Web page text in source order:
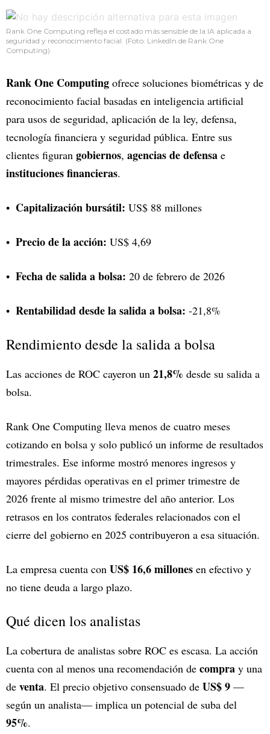
Rank One Computing refleja el costado más sensible de la IA aplicada a
seguridad y reconocimiento facial. (Foto: LinkedIn de Rank One
Computing)
Rank One Computing ofrece soluciones biométricas y de
reconocimiento facial basadas en inteligencia artificial
para usos de seguridad, aplicación de la ley, defensa,
tecnología financiera y seguridad pública. Entre sus
clientes figuran gobiernos, agencias de defensa e
instituciones financieras.
Capitalización bursátil: US$ 88 millones
Precio de la acción: US$ 4,69
Fecha de salida a bolsa: 20 de febrero de 2026
Rentabilidad desde la salida a bolsa: -21,8%
Rendimiento desde la salida a bolsa
Las acciones de ROC cayeron un 21,8% desde su salida a
bolsa.
Rank One Computing lleva menos de cuatro meses
cotizando en bolsa y solo publicó un informe de resultados
trimestrales. Ese informe mostró menores ingresos y
mayores pérdidas operativas en el primer trimestre de
2026 frente al mismo trimestre del año anterior. Los
retrasos en los contratos federales relacionados con el
cierre del gobierno en 2025 contribuyeron a esa situación.
La empresa cuenta con US$ 16,6 millones en efectivo y
no tiene deuda a largo plazo.
Qué dicen los analistas
La cobertura de analistas sobre ROC es escasa. La acción
cuenta con al menos una recomendación de compra y una
de venta. El precio objetivo consensuado de US$ 9 —
según un analista— implica un potencial de suba del
95%.